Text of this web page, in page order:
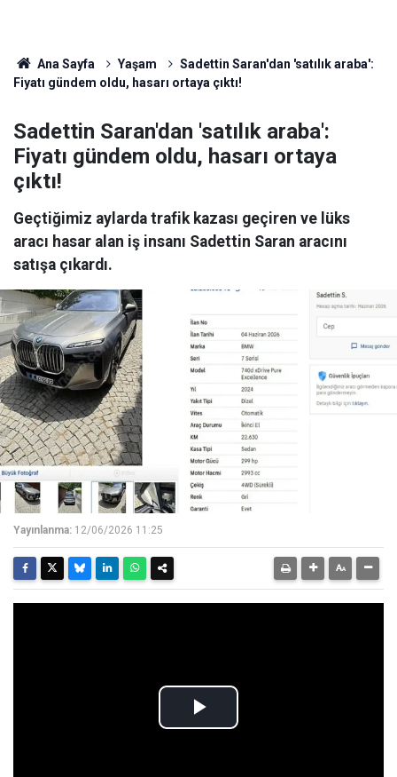
Ana Sayfa Yaşam
Sadettin Saran'dan 'satılık araba':
Fiyatı gündem oldu, hasarı ortaya çıktı!
Sadettin Saran'dan 'satılık araba':
Fiyatı gündem oldu, hasarı ortaya
çıktı!
Geçtiğimiz aylarda trafik kazası geçiren ve lüks
aracı hasar alan iş insanı Sadettin Saran aracını
satışa çıkardı.
Yayınlanma: 12/06/2026 11:25